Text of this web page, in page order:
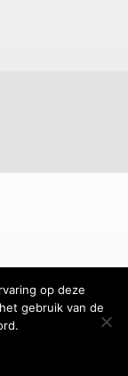
op deze
gebruik van de